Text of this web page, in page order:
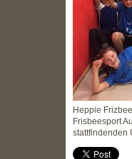
Heppie
Frisbeesport
stattfindenden